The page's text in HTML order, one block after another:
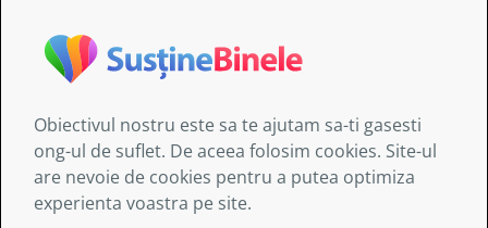
Informaţiile furnizate de AITIS:
au doar un caracter general şi nu sunt destinate să
abordeze circumstanţe specifice ale nici unei
persoane sau entităţi;
Obiectivul nostru este sa te ajutam sa-ti gasesti
ong-ul de suflet. De aceea folosim cookies. Site-ul
are nevoie de cookies pentru a putea optimiza
experienta voastra pe site.